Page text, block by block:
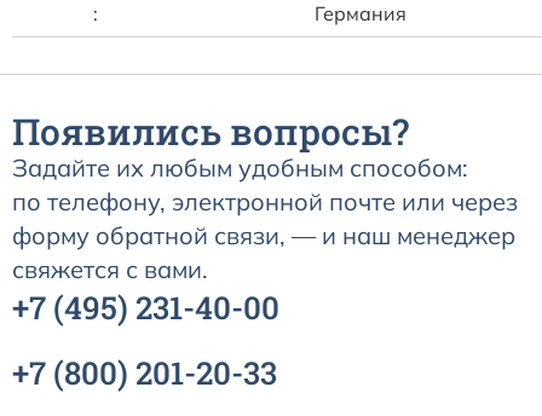
:
Германия
Появились вопросы?
Задайте их любым удобным способом:
по телефону, электронной почте или через
форму обратной связи, — и наш менеджер
свяжется с вами.
+7 (495) 231-40-00
+7 (800) 201-20-33